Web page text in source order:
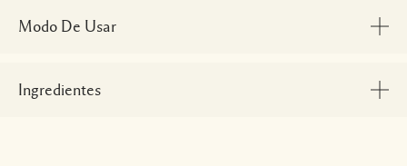
Modo De Usar
Ingredientes